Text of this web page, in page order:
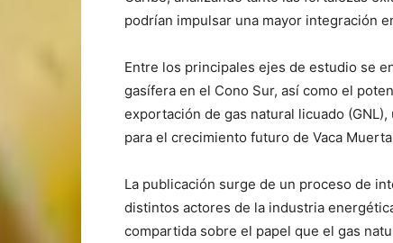
podrían impulsar una mayor integración
Entre los principales ejes de estudio se
gasífera en el Cono Sur, así como el
exportación de gas natural licuado
para el crecimiento futuro de Vaca
La publicación surge de un proceso de
distintos actores de la industria
compartida sobre el papel que el gas